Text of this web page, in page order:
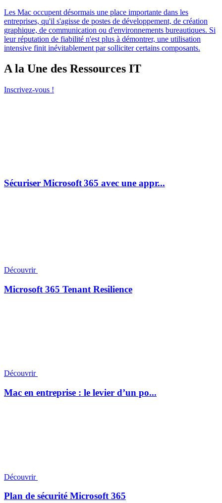
Les Mac occupent désormais une place importante dans les
entreprises, qu'il s'agisse de postes de développement, de création
graphique, de communication ou d'environnements bureautiques. Si
leur réputation de fiabilité n'est plus à démontrer, une utilisation
intensive finit inévitablement par solliciter certains composants.
A la Une des Ressources IT
Inscrivez-vous !
Sécuriser Microsoft 365 avec une appr...
Découvrir
Microsoft 365 Tenant Resilience
Découvrir
Mac en entreprise : le levier d’un po...
Découvrir
Plan de sécurité Microsoft 365